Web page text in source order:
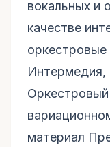
вокальных и
качестве
Интермедия,
материал